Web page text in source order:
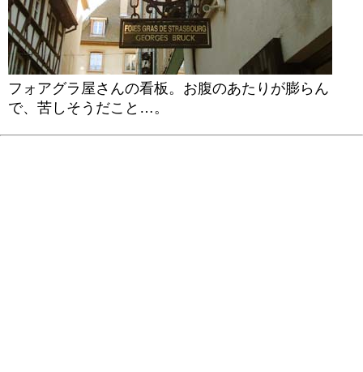
フォアグラ屋さんの看板。お腹のあたりが膨らん
で、苦しそうだこと…。